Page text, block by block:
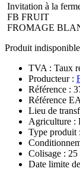
Invitation à la
FB FRUIT
FROMAGE
Produit indisponible
TVA : Taux
Producteur :
Référence :
Référence
Lieu de
Agriculture :
Type produit
Colisage : 25
Date limite